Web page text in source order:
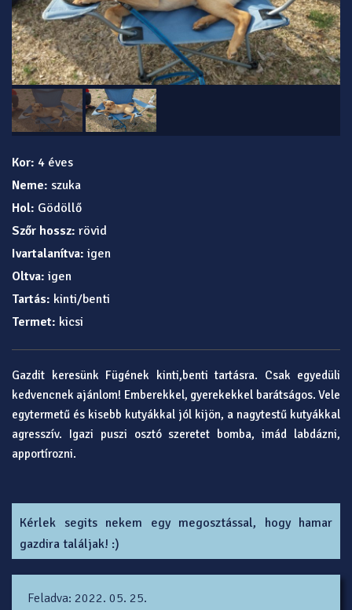
Kor: 4 éves
Neme: szuka
Hol: Gödöllő
Szőr hossz: rövid
Ivartalanítva: igen
Oltva: igen
Tartás: kinti/benti
Termet: kicsi
Gazdit keresünk Fügének kinti,benti tartásra. Csak egyedüli
kedvencnek ajánlom! Emberekkel, gyerekekkel barátságos. Vele
egytermetű és kisebb kutyákkal jól kijön, a nagytestű kutyákkal
agresszív. Igazi puszi osztó szeretet bomba, imád labdázni,
apportírozni.
Kérlek segits nekem egy megosztással, hogy hamar
gazdira találjak! :)
Feladva: 2022. 05. 25.